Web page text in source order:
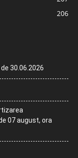
206
30.06.2026
07 august, ora